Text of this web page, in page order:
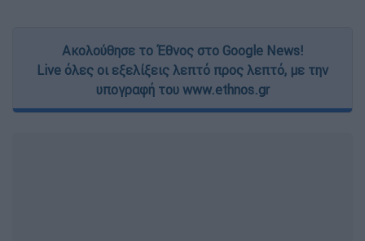
Ακολούθησε το Έθνος στο Google News!
Live όλες οι εξελίξεις λεπτό προς λεπτό, με την
υπογραφή του www.ethnos.gr